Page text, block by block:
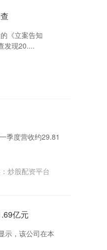
《立案告知
发现20....
季度营收约29.81
炒股配资平台
亿元
示，该公司在本